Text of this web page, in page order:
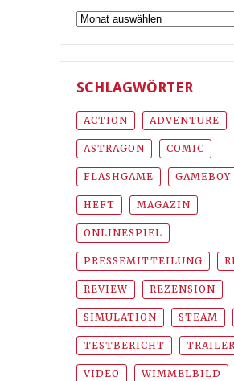
Archiv
SCHLAGWÖRTER
ACTION ADVENTURE
ASTRAGON COMIC
FLASHGAME GAMEBOY
HEFT MAGAZIN
ONLINESPIEL
PRESSEMITTEILUNG
REVIEW REZENSION
SIMULATION STEAM
TESTBERICHT
VIDEO WIMMELBILD